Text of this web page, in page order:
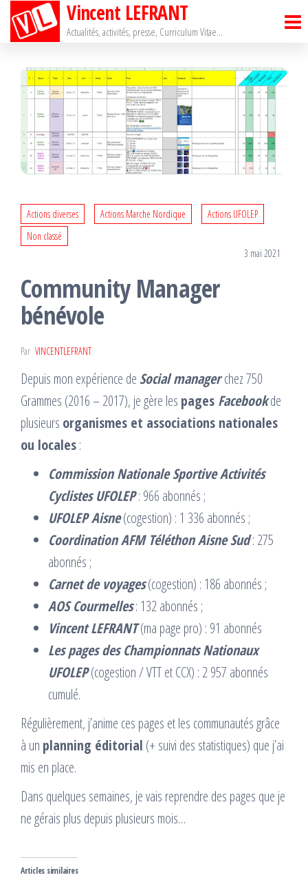
Passer
Vincent LEFRANT
Actualités, activités, presse, Curriculum Vitae…
Actions diverses Actions Marche Nordique
Actions UFOLEP
Non classé
3 mai 2021
Community Manager
bénévole
Par VINCENTLEFRANT
Depuis mon expérience de Social manager chez 750
Grammes (2016 – 2017), je gère les pages Facebookde
plusieurs organismes et associations nationales
ou locales:
Commission Nationale Sportive Activités
Cyclistes UFOLEP: 966 abonnés ;
UFOLEP Aisne(cogestion) : 1 336 abonnés ;
Coordination AFM Téléthon Aisne Sud: 275
abonnés ;
Carnet de voyages(cogestion) : 186 abonnés ;
AOS Courmelles: 132 abonnés ;
Vincent LEFRANT(ma page pro) : 91 abonnés
Les pages des Championnats Nationaux
UFOLEP(cogestion / VTT et CCX) : 2 957 abonnés
cumulé.
Régulièrement, j’anime ces pages et les communautés grâce
à un planning éditorial (+ suivi des statistiques) que j’ai
mis en place.
Dans quelques semaines, je vais reprendre des pages que je
ne gérais plus depuis plusieurs mois…
Articles similaires